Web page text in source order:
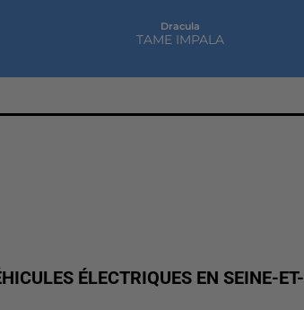
Dracula
TAME IMPALA
ÉLECTRIQUES EN SEINE-ET-